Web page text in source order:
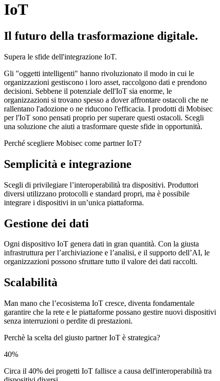
IoT
Il futuro della trasformazione digitale.
Supera le sfide dell'integrazione IoT.
Gli "oggetti intelligenti" hanno rivoluzionato il modo in cui le
organizzazioni gestiscono i loro asset, raccolgono dati e prendono
decisioni. Sebbene il potenziale dell'IoT sia enorme, le
organizzazioni si trovano spesso a dover affrontare ostacoli che ne
rallentano l'adozione o ne riducono l'efficacia. I prodotti di Mobisec
per l'IoT sono pensati proprio per superare questi ostacoli. Scegli
una soluzione che aiuti a trasformare queste sfide in opportunità.
Perché scegliere Mobisec come partner IoT?
Semplicità e integrazione
Scegli di privilegiare l’interoperabilità tra dispositivi. Produttori
diversi utilizzano protocolli e standard propri, ma è possibile
integrare i dispositivi in un’unica piattaforma.
Gestione dei dati
Ogni dispositivo IoT genera dati in gran quantità. Con la giusta
infrastruttura per l’archiviazione e l’analisi, e il supporto dell’AI, le
organizzazioni possono sfruttare tutto il valore dei dati raccolti.
Scalabilità
Man mano che l’ecosistema IoT cresce, diventa fondamentale
garantire che la rete e le piattaforme possano gestire nuovi dispositivi
senza interruzioni o perdite di prestazioni.
Perchè la scelta del giusto partner IoT è strategica?
40%
Circa il 40% dei progetti IoT fallisce a causa dell'interoperabilità tra